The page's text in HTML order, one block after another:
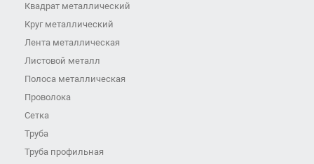
Квадрат металлический
Круг металлический
Лента металлическая
Листовой металл
Полоса металлическая
Проволока
Сетка
Труба
Труба профильная